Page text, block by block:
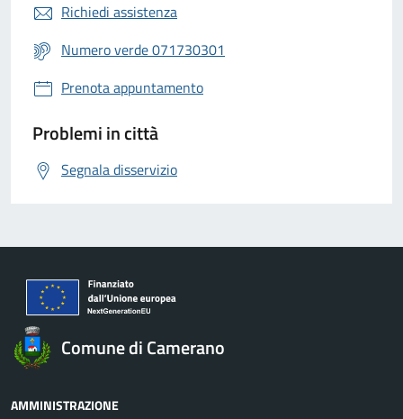
Richiedi assistenza
Numero verde 071730301
Prenota appuntamento
Problemi in città
Segnala disservizio
Comune di Camerano
AMMINISTRAZIONE